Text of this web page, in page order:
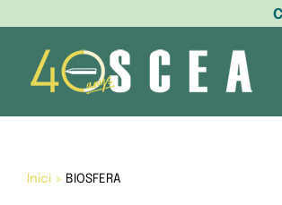
content
Inici> BIOSFERA